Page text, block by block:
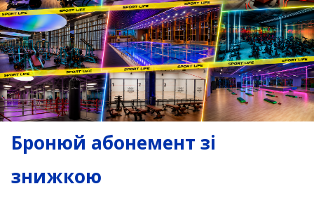
Бронюй абонемент зі
знижкою